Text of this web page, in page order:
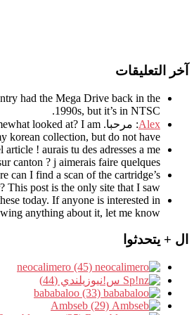
آخر التعليقات
had the Mega Drive back in the
1990s, but it’s in NTSC
.
Alex: مرحبا. looked at? I am
korean collection, but do not have..
article ! aurais tu des adresses a me
canton ? j aimerais faire quelques..
can I find a scan of the cartridge’s
This post is the only site that I saw...
today. If anyone is interested in
anything about it, let me know.
ال + يتحدثوا
س!نيوزيلندي (44)